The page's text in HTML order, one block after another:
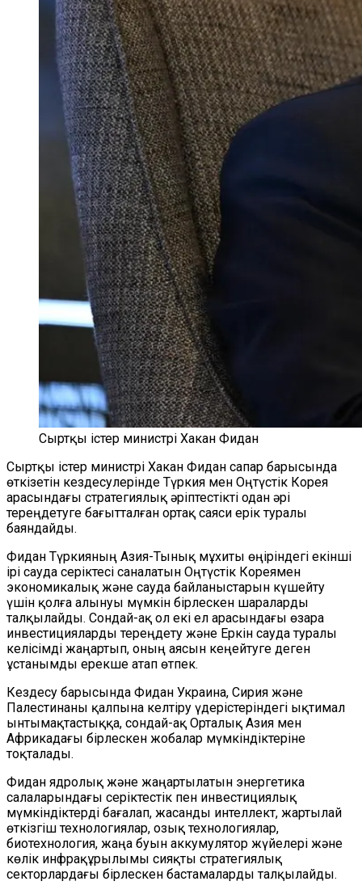
Сыртқы істер министрі Хакан Фидан
Сыртқы істер министрі Хакан Фидан сапар барысында
өткізетін кездесулерінде Түркия мен Оңтүстік Корея
арасындағы стратегиялық әріптестікті одан әрі
тереңдетуге бағытталған ортақ саяси ерік туралы
баяндайды.
Фидан Түркияның Азия-Тынық мұхиты өңіріндегі екінші
ірі сауда серіктесі саналатын Оңтүстік Кореямен
экономикалық және сауда байланыстарын күшейту
үшін қолға алынуы мүмкін бірлескен шараларды
талқылайды. Сондай-ақ ол екі ел арасындағы өзара
инвестицияларды тереңдету және Еркін сауда туралы
келісімді жаңартып, оның аясын кеңейтуге деген
ұстанымды ерекше атап өтпек.
Кездесу барысында Фидан Украина, Сирия және
Палестинаны қалпына келтіру үдерістеріндегі ықтимал
ынтымақтастыққа, сондай-ақ Орталық Азия мен
Африкадағы бірлескен жобалар мүмкіндіктеріне
тоқталады.
Фидан ядролық және жаңартылатын энергетика
салаларындағы серіктестік пен инвестициялық
мүмкіндіктерді бағалап, жасанды интеллект, жартылай
өткізгіш технологиялар, озық технологиялар,
биотехнология, жаңа буын аккумулятор жүйелері және
көлік инфрақұрылымы сияқты стратегиялық
секторлардағы бірлескен бастамаларды талқылайды.